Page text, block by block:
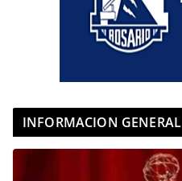
INFORMACION GENERAL